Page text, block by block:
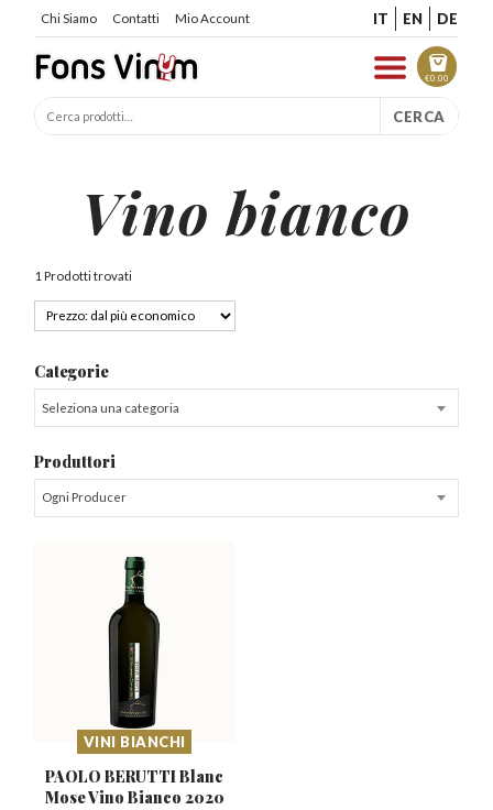
Chi Siamo Contatti Mio Account IT EN DE
€0.00
CERCA
Vino bianco
1 Prodotti trovati
Categorie
Seleziona una categoria
Produttori
Ogni Producer
VINI BIANCHI
PAOLO BERUTTI Blanc
MoseVino Bianco 2020